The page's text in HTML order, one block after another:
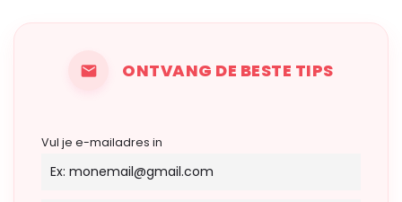
ONTVANG DE BESTE TIPS
Vul je e-mailadres in